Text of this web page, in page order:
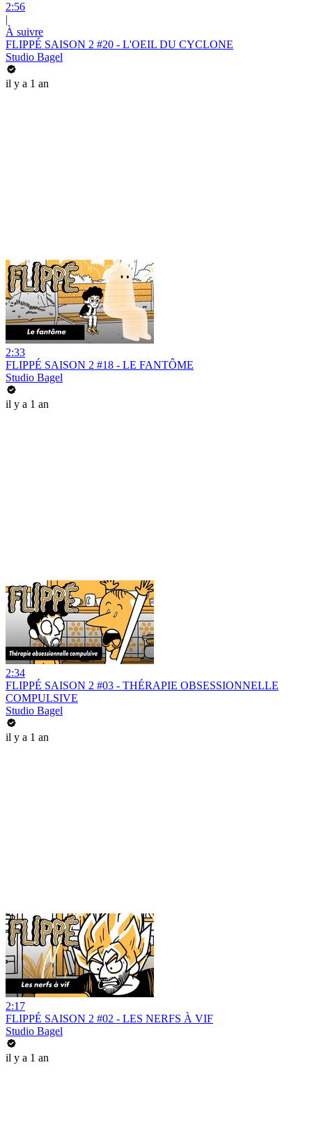
2:56
|
À suivre
FLIPPÉ SAISON 2 #20 - L'OEIL DU CYCLONE
Studio Bagel
il y a 1 an
2:33
FLIPPÉ SAISON 2 #18 - LE FANTÔME
Studio Bagel
il y a 1 an
2:34
FLIPPÉ SAISON 2 #03 - THÉRAPIE OBSESSIONNELLE
COMPULSIVE
Studio Bagel
il y a 1 an
2:17
FLIPPÉ SAISON 2 #02 - LES NERFS À VIF
Studio Bagel
il y a 1 an